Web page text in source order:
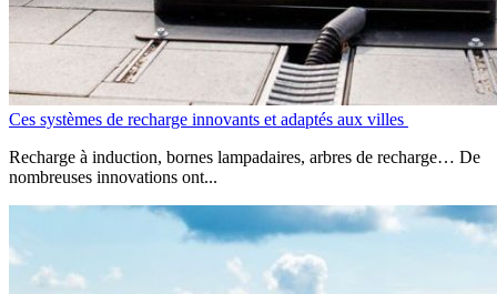
Ces systèmes de recharge innovants et adaptés aux villes
Recharge à induction, bornes lampadaires, arbres de recharge… De
nombreuses innovations ont...